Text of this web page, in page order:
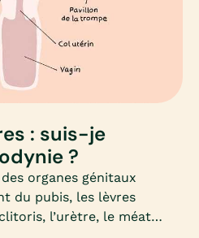
: suis-je
?
organes génitaux
du pubis, les lèvres
l’urètre, le méat